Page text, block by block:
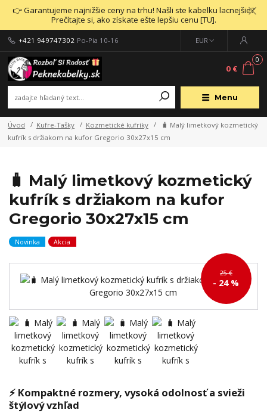
👉 Garantujeme najnižšie ceny na trhu! Našli ste kabelku lacnejšie?
Prečítajte si, ako získate ešte lepšiu cenu [TU].
Menu
EUR
+421 949747302 Po-Pia 10-16
0
0 €
Úvod Kufre-Tašky Kozmetické kufríky
🧳 Malý limetkový kozmetický
kufrík s držiakom na kufor Gregorio 30x27x15 cm
🧳 Malý limetkový kozmetický
kufrík s držiakom na kufor
Gregorio 30x27x15 cm
Novinka Akcia
25 €
- 24 %
⚡ Kompaktné rozmery, vysoká odolnosť a svieži
štýlový vzhľad